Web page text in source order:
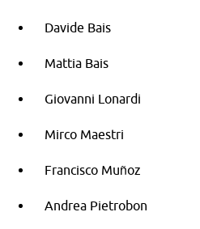
Davide Bais
Mattia Bais
Giovanni Lonardi
Mirco Maestri
Francisco Muñoz
Andrea Pietrobon